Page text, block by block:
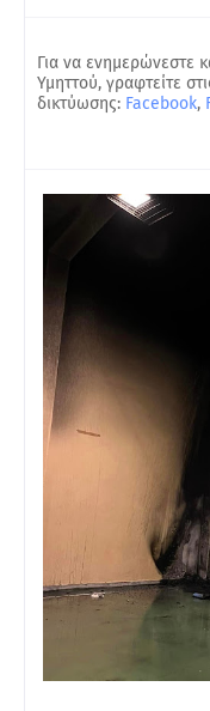
Για να ενημερώνεστε
Υμηττού, γραφτείτε
δικτύωσης: Facebook,